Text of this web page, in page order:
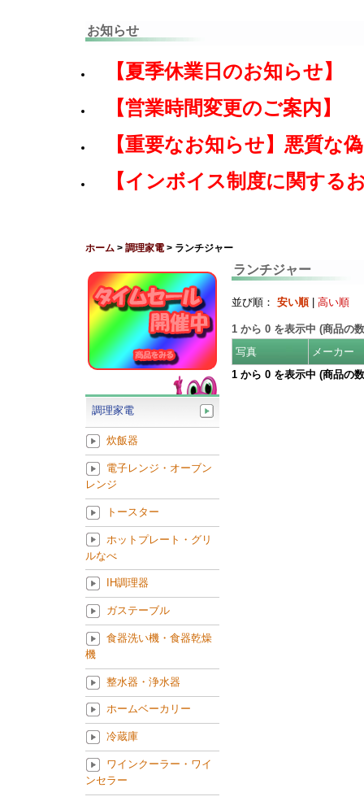
お知らせ
【夏季休業日のお知らせ】
【営業時間変更のご案内】
【重要なお知らせ】悪質な
【インボイス制度に関する
ホーム > 調理家電 > ランチジャー
ランチジャー
並び順： 安い順| 高い順
1 から 0 を表示中 (商品の
写真
メーカー
1 から 0 を表示中 (商品の
調理家電
炊飯器
電子レンジ・オーブン
レンジ
トースター
ホットプレート・グリ
ルなべ
IH調理器
ガステーブル
食器洗い機・食器乾燥
機
整水器・浄水器
ホームベーカリー
冷蔵庫
ワインクーラー・ワイ
ンセラー